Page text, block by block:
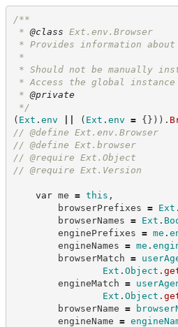
/**
* @class Ext.env.Browser
* Provides information about
*
* Should not be manually
* Access the global
* @private
*/
( Ext . env ( Ext . env = {} ) ) .
// @define Ext.env.Browser
// @define Ext.browser
// @require Ext.Object
// @require Ext.Version
var me = this ,
browserPrefixes = Ext .
browserNames = Ext .
enginePrefixes = me .
engineNames = me .
browserMatch =
Ext . Object .
engineMatch =
Ext . Object .
browserName =
engineName =